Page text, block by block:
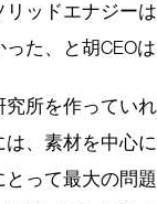
リッドエナジー
た、と胡CEOは
究所を作ってい
は、素材を中心
って最大の問